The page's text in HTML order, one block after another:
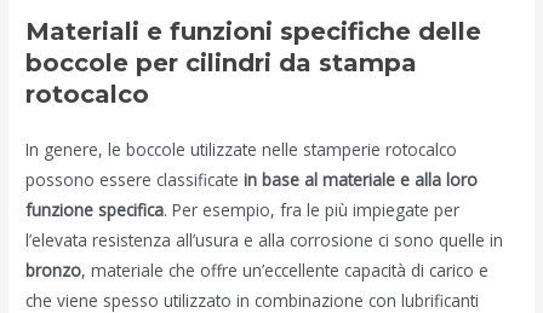
Materiali e funzioni specifiche delle
boccole per cilindri da stampa
rotocalco
In genere, le boccole utilizzate nelle stamperie rotocalco
possono essere classificatein base al materiale e alla loro
funzione specifica. Per esempio, fra le più impiegate per
l’elevata resistenza all’usura e alla corrosione ci sono quelle in
bronzo, materiale che offre un’eccellente capacità di carico e
che viene spesso utilizzato in combinazione con lubrificanti